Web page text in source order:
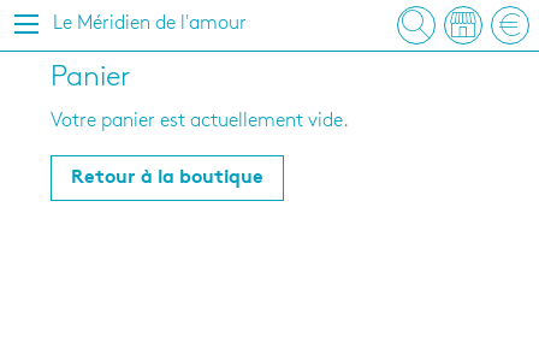
Le Méridien de l'amour
Panier
Votre panier est actuellement vide.
Retour à la boutique